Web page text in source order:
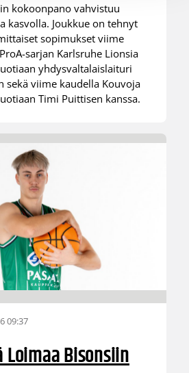
kokoonpano vahvistuu
kasvolla. Joukkue on tehnyt
sopimukset viime
sarjan Karlsruhe Lionsia
yhdysvaltalaislaituri
sekä viime kaudella Kouvoja
Timi Puittisen kanssa.
09:37
Bisonsiin